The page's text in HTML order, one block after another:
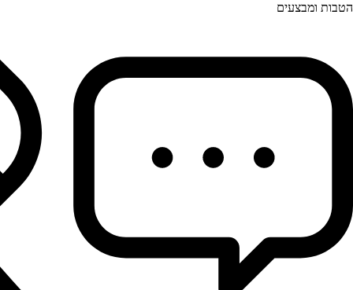
הטבות ומבצעים